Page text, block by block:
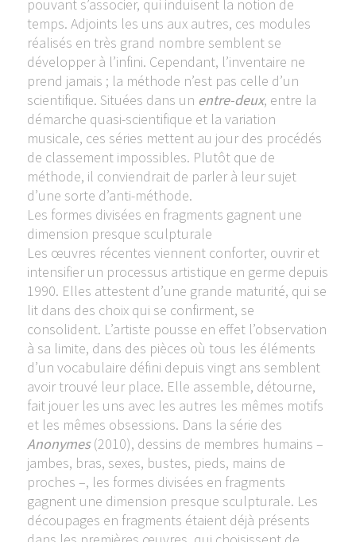
pouvant s’associer, qui induisent la notion de
temps. Adjoints les uns aux autres, ces modules
réalisés en très grand nombre semblent se
développer à l’infini. Cependant, l’inventaire ne
prend jamais ; la méthode n’est pas celle d’un
scientifique. Situées dans un entre-deux, entre la
démarche quasi-scientifique et la variation
musicale, ces séries mettent au jour des procédés
de classement impossibles. Plutôt que de
méthode, il conviendrait de parler à leur sujet
d’une sorte d’anti-méthode.
Les formes divisées en fragments gagnent une
dimension presque sculpturale
Les œuvres récentes viennent conforter, ouvrir et
intensifier un processus artistique en germe depuis
1990. Elles attestent d’une grande maturité, qui se
lit dans des choix qui se confirment, se
consolident. L’artiste pousse en effet l’observation
à sa limite, dans des pièces où tous les éléments
d’un vocabulaire défini depuis vingt ans semblent
avoir trouvé leur place. Elle assemble, détourne,
fait jouer les uns avec les autres les mêmes motifs
et les mêmes obsessions. Dans la série des
Anonymes(2010), dessins de membres humains –
jambes, bras, sexes, bustes, pieds, mains de
proches –, les formes divisées en fragments
gagnent une dimension presque sculpturale. Les
découpages en fragments étaient déjà présents